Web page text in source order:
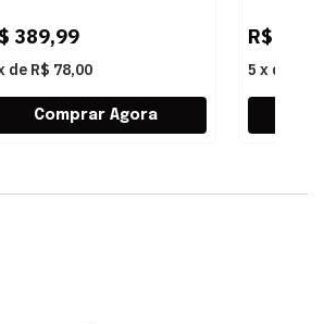
389,99
de R$ 78,00
R$
5 x de